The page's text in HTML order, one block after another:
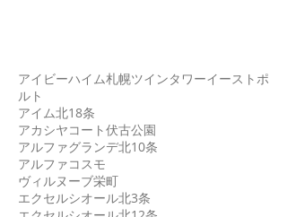
アイビーハイム札幌ツインタワーイーストポ
ルト
アイム北18条
アカシヤコート伏古公園
アルファグランデ北10条
アルファコスモ
ヴィルヌーブ栄町
エクセルシオール北3条